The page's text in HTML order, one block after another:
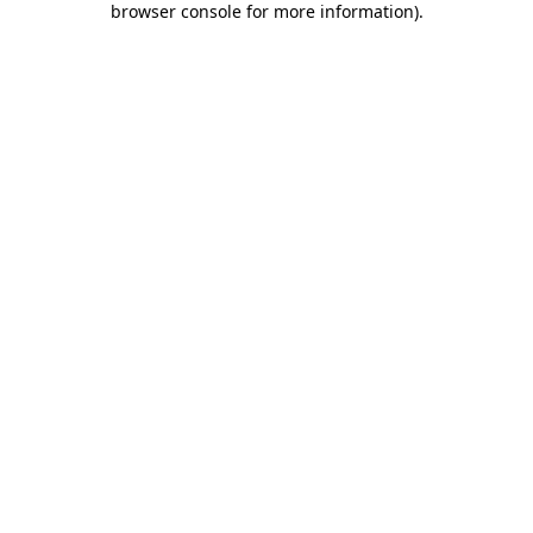
browser console for more information).